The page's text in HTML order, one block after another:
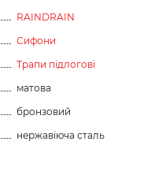
RAINDRAIN
Сифони
Трапи підлогові
матова
бронзовий
нержавіюча сталь